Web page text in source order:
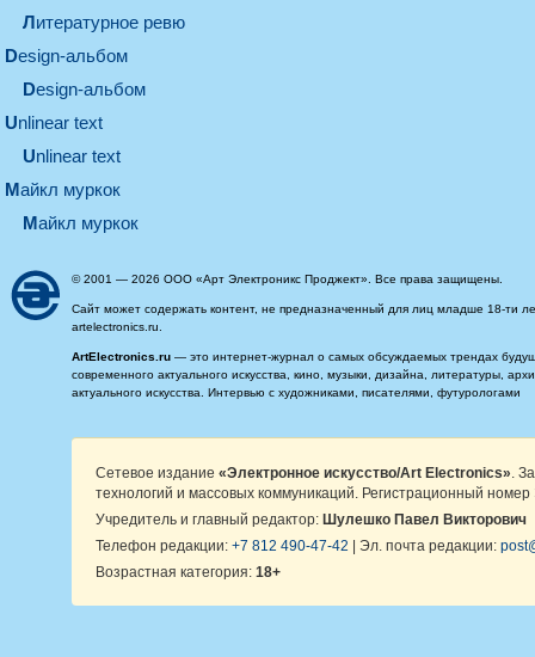
литературное ревю
design-альбом
design-альбом
unlinear text
Unlinear text
майкл муркок
майкл муркок
© 2001 — 2026 ООО «Арт Электроникс Проджект». Все права защищены.
Сайт может содержать контент, не предназначенный для лиц младше 18-ти
artelectronics.ru.
ArtElectronics.ru — это интернет-журнал о самых обсуждаемых трендах
современного актуального искусства, кино, музыки, дизайна, литературы,
актуального искусства. Интервью с художниками, писателями, футурологами
Сетевое издание «Электронное искусство/Art Electronics» .
технологий и массовых коммуникаций. Регистрационный
Учредитель и главный редактор: Шулешко Павел Викторович
Телефон редакции: +7 812 490-47-42 | Эл. почта редакции:
Возрастная категория: 18+